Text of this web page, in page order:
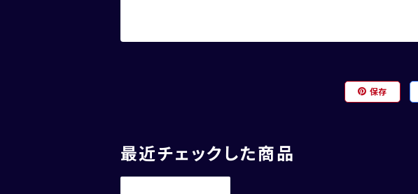
保存
最近チェックした商品